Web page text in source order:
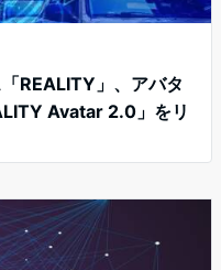
REALITY」、アバタ
Avatar 2.0」をリ